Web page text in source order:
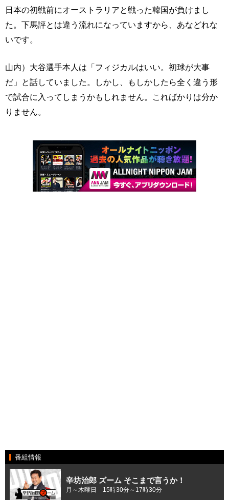
日本の初戦前にオーストラリアと戦った韓国が負けまし
た。下馬評とは違う流れになっていますから、あなどれな
いです。
山内）大谷選手本人は「フィジカルはいい。初球が大事
だ」と話していました。しかし、もしかしたら全く違う形
で試合に入ってしまうかもしれません。こればかりは分か
りません。
番組情報
辛坊治郎 ズーム そこまで言うか！
月～木曜日 15時30分～17時30分